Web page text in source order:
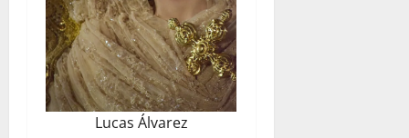
Lucas Álvarez